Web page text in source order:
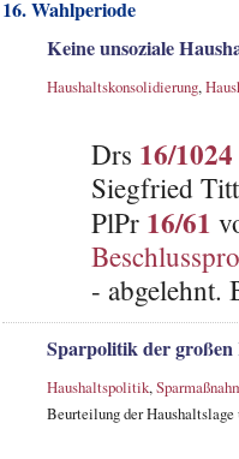
16. Wahlperiode
Keine unsoziale
Haushaltskonsolidierung,
Drs 16/1024
Siegfried
PlPr 16/61
- abgelehnt.
Sparpolitik der
Haushaltspolitik,
Beurteilung der